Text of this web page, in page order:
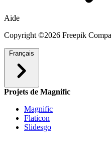
Aide
Copyright ©2026 Freepik
Français
Projets de Magnific
Magnific
Flaticon
Slidesgo